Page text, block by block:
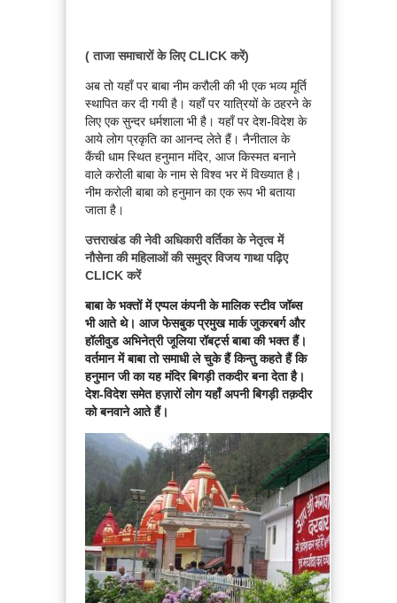
( ताजा समाचारों के लिए CLICK करें)
अब तो यहाँ पर बाबा नीम करौली की भी एक भव्य मूर्ति
स्थापित कर दी गयी है। यहाँ पर यात्रियों के ठहरने के
लिए एक सुन्दर धर्मशाला भी है। यहाँ पर देश-विदेश के
आये लोग प्रकृति का आनन्द लेते हैं। नैनीताल के
कैंची धाम स्थित हनुमान मंदिर, आज किस्मत बनाने
वाले करोली बाबा के नाम से विश्व भर में विख्यात है।
नीम करोली बाबा को हनुमान का एक रूप भी बताया
जाता है।
उत्तराखंड की नेवी अधिकारी वर्तिका के नेतृत्व में
नौसेना की महिलाओं की समुद्र विजय गाथा पढ़िए
CLICK करें
बाबा के भक्तों में एप्पल कंपनी के मालिक स्टीव जॉब्स
भी आते थे। आज फेसबुक प्रमुख मार्क जुकरबर्ग और
हॉलीवुड अभिनेत्री जूलिया रॉबर्ट्स बाबा की भक्त हैं।
वर्तमान में बाबा तो समाधी ले चुके हैं किन्तु कहते हैं कि
हनुमान जी का यह मंदिर बिगड़ी तकदीर बना देता है।
देश-विदेश समेत हज़ारों लोग यहाँ अपनी बिगड़ी तक़दीर
को बनवाने आते हैं।